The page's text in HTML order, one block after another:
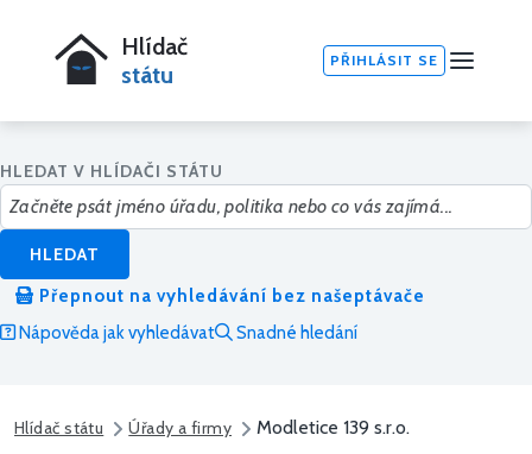
Hlídač
státu
PŘIHLÁSIT SE
HLEDAT V HLÍDAČI STÁTU
HLEDAT
Přepnout na vyhledávání bez našeptávače
Nápověda jak vyhledávat
Snadné hledání
Hlídač státu Úřady a firmy Modletice 139 s.r.o.